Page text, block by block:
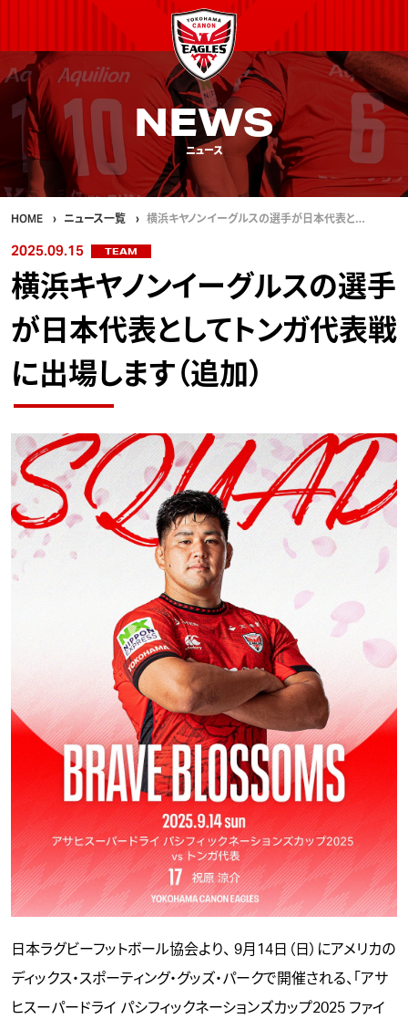
NEWS
ニュース
HOME ニュース一覧 横浜キヤノンイーグルスの選手が日本代表と…
2025.09.15 TEAM
横浜キヤノンイーグルスの選手
が日本代表としてトンガ代表戦
に出場します（追加）
日本ラグビーフットボール協会より、 9月14日（日）にアメリカの
ディックス・スポーティング・グッズ・パークで開催される、「 アサ
ヒスーパードライ パシフィックネーションズカップ2025 ファイ